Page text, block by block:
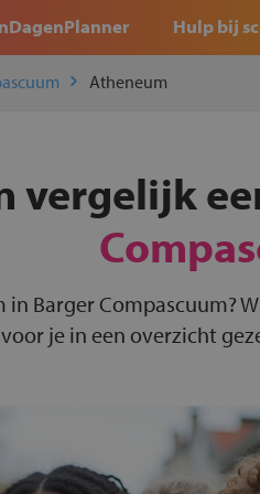
Hulp bij
Atheneum
vergelijk
in Barger Compascuum?
je in een overzicht